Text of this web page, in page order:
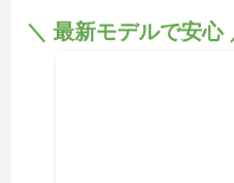
＼ 最新モデルで安心